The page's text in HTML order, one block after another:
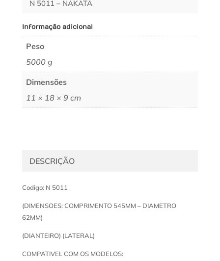
N 5011 – NAKATA
Informação adicional
Peso
5000 g
Dimensões
11 × 18 × 9 cm
DESCRIÇÃO
Codigo: N 5011
(DIMENSOES: COMPRIMENTO 545MM – DIAMETRO
62MM)
(DIANTEIRO) (LATERAL)
COMPATIVEL COM OS MODELOS: